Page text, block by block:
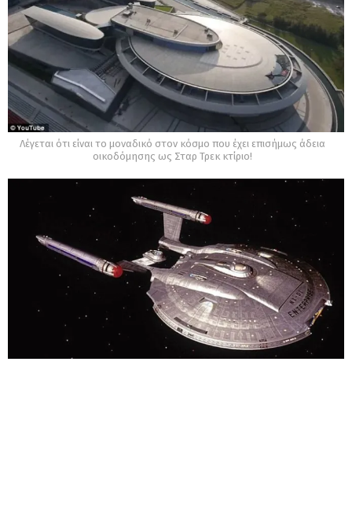
Λέγεται ότι είναι το μοναδικό στον κόσμο που έχει επισήμως άδεια
οικοδόμησης ως Σταρ Τρεκ κτίριο!